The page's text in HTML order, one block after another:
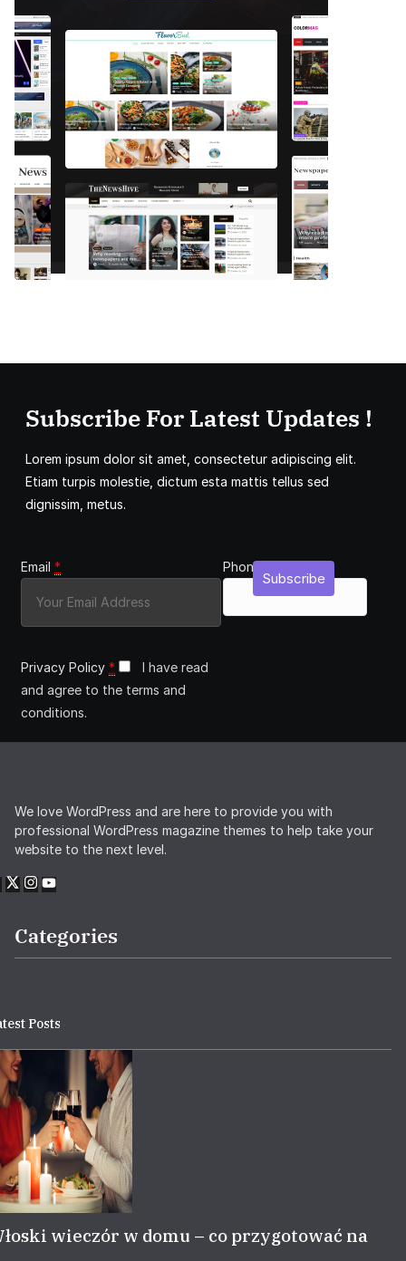
Subscribe For Latest Updates !
Lorem ipsum dolor sit amet, consectetur adipiscing elit.
Etiam turpis molestie, dictum esta mattis tellus sed
dignissim, metus.
Email *
Privacy Policy *
I have read
and agree to the terms and
conditions.
Phone
Subscribe
We love WordPress and are here to provide you with
professional WordPress magazine themes to help take your
website to the next level.
Categories
Posts
wieczór w domu – co przygotować na